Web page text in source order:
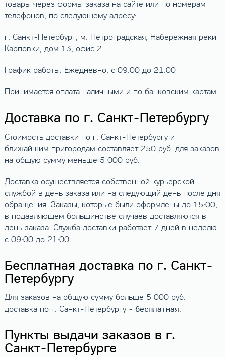
товары через формы заказа на сайте или по номерам
телефонов, по следующему адресу:
г. Санкт-Петербург, м. Петроградская, Набережная реки
Карповки, дом 13, офис 2
График работы: Ежедневно, с 09:00 до 21:00
Принимается оплата наличными и по банковским картам.
Доставка по г. Санкт-Петербургу
Стоимость доставки по г. Санкт-Петербургу и
ближайшим пригородам составляет 250 руб. для заказов
на общую сумму меньше 5 000 руб.
Доставка осуществляется собственной курьерской
службой в день заказа или на следующий день после дня
обращения. Заказы, которые были оформлены до 15:00,
в подавляющем большинстве случаев доставляются в
день заказа. Служба доставки работает 7 дней в неделю
с 09:00 до 21:00.
Бесплатная доставка по г. Санкт-
Петербургу
Для заказов на общую сумму больше 5 000 руб.
доставка по г. Санкт-Петербургу - бесплатная.
Пункты выдачи заказов в г.
Санкт-Петербурге